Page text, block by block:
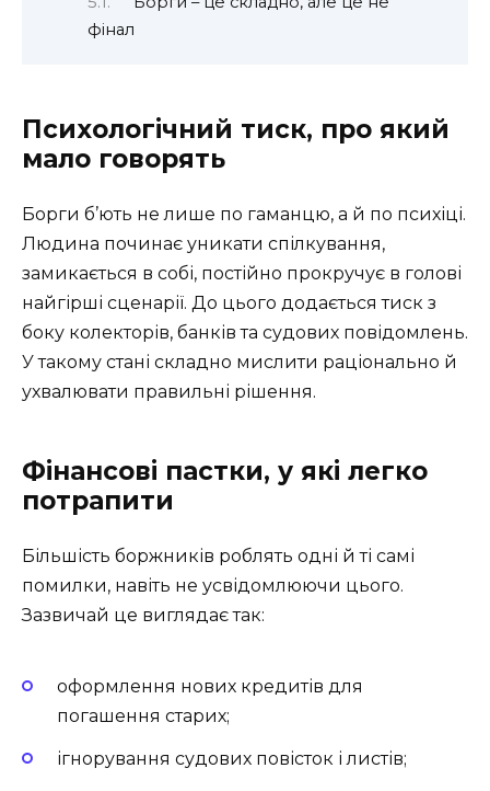
фінал
Психологічний тиск, про який
мало говорять
Борги б’ють не лише по гаманцю, а й по психіці.
Людина починає уникати спілкування,
замикається в собі, постійно прокручує в голові
найгірші сценарії. До цього додається тиск з
боку колекторів, банків та судових повідомлень.
У такому стані складно мислити раціонально й
ухвалювати правильні рішення.
Фінансові пастки, у які легко
потрапити
Більшість боржників роблять одні й ті самі
помилки, навіть не усвідомлюючи цього.
Зазвичай це виглядає так:
оформлення нових кредитів для
погашення старих;
ігнорування судових повісток і листів;